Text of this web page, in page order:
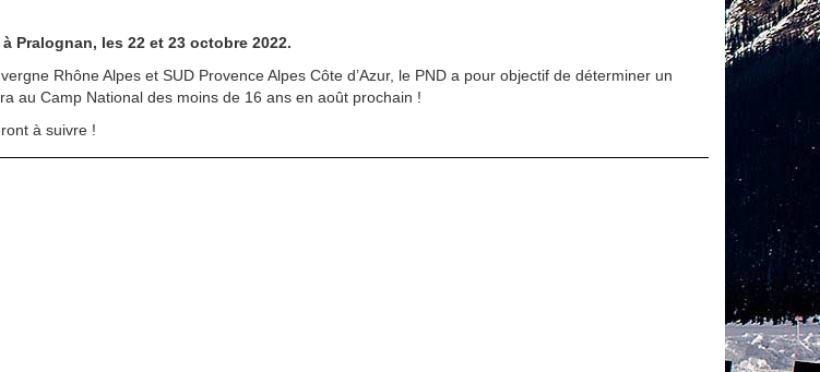
Pralognan, les 22 et 23 octobre 2022.
Rhône Alpes et SUD Provence Alpes Côte d’Azur, le PND a pour objectif de déterminer un
au Camp National des moins de 16 ans en août prochain !
à suivre !